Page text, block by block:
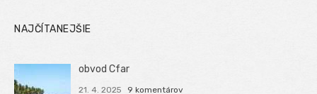
NAJČÍTANEJŠIE
obvod Cfar
21. 4. 2025 9 komentárov